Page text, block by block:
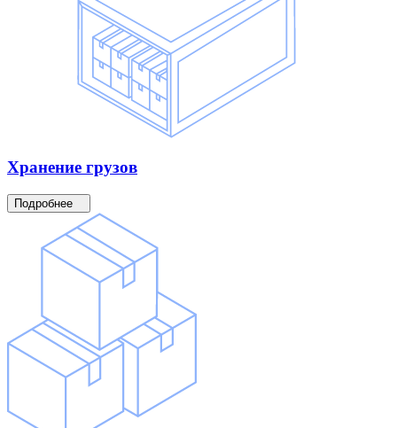
Хранение грузов
Подробнее